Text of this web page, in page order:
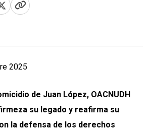
2025
de Juan López, OACNUDH
su legado y reafirma su
la defensa de los derechos